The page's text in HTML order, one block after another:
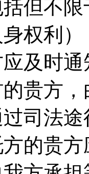
但不
权利
及时
贵方
司法
的贵